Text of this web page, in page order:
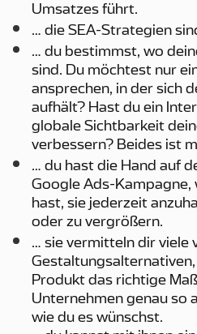
Umsatzes führt.
… die SEA-Strategien
… du bestimmst, wo
sind. Du möchtest nur
ansprechen, in der sich
aufhält? Hast du ein
globale Sichtbarkeit
verbessern? Beides ist
… du hast die Hand auf
Google Ads-Kampagne,
hast, sie jederzeit
oder zu vergrößern.
… sie vermitteln dir viele
Produkt das richtige
Unternehmen genau so
wie du es wünschst.